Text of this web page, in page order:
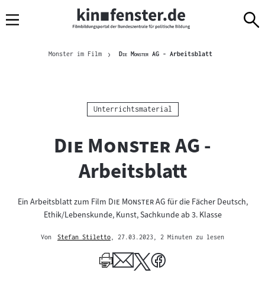
Navigation
zum
zur
Brotkrümelnavigation
Monster im Film "
Die Monster AG"- ArbeitsblattAktuelle Seite
Kategorie:
Unterrichtsmaterial
"
Die Monster AG"
-
Arbeitsblatt
Ein Arbeitsblatt zum Film "Die Monster AG"für die Fächer Deutsch,
Ethik/Lebenskunde, Kunst, Sachkunde ab 3. Klasse
Von
Stefan Stiletto
Author
, 27.03.2023 , 2 Minuten zu lesen